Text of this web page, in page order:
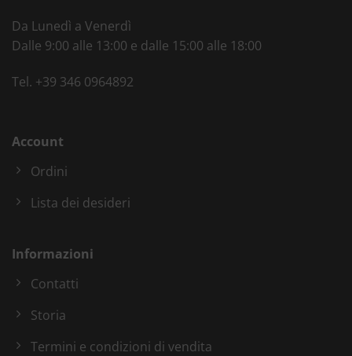
Da Lunedì a Venerdì
Dalle 9:00 alle 13:00 e dalle 15:00 alle 18:00
Tel. +39 346 0964892
Account
Ordini
Lista dei desideri
Informazioni
Contatti
Storia
Termini e condizioni di vendita